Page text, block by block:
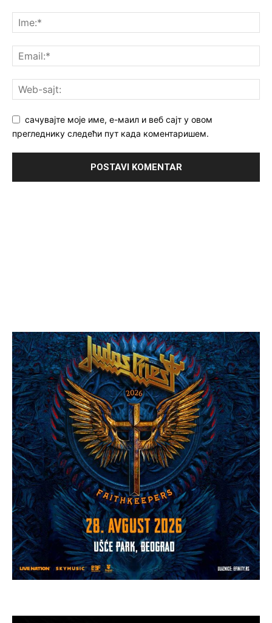
сачувајте моје име, е-маил и веб сајт у овом
прегледнику следећи пут када коментаришем.